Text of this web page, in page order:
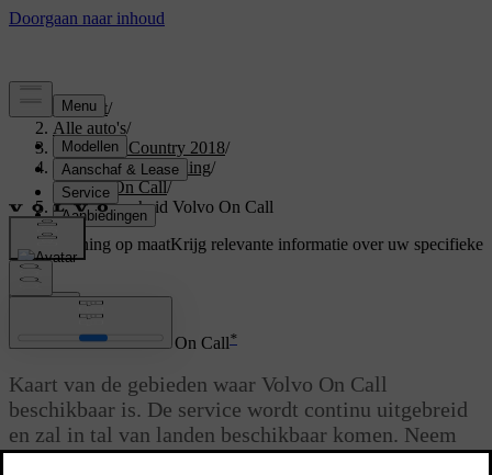
Support/
Alle auto's/
S60 Cross Country 2018/
Gebruikershandleiding/
Volvo On Call/
Beschikbaarheid Volvo On Call
Ondersteuning op maatKrijg relevante informatie over uw specifieke
auto.
Beschikbaarheid Volvo On Call*
Kaart van de gebieden waar Volvo On Call
beschikbaar is. De service wordt continu uitgebreid
en zal in tal van landen beschikbaar komen. Neem
voor actuele informatie contact op met een erkende